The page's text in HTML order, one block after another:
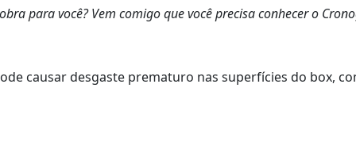
para você? Vem comigo que você precisa conhecer o
causar desgaste prematuro nas superfícies do box,